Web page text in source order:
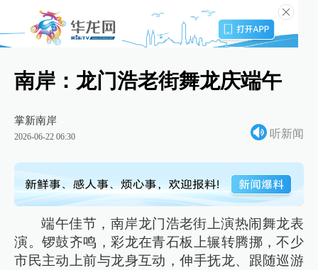
南岸：龙门浩老街舞龙庆端午
掌新南岸
2026-06-22 06:30 听新闻
端午佳节，南岸龙门浩老街上演热闹舞龙表
演。锣鼓齐鸣，彩龙在青石板上辗转腾挪，不少
市民主动上前与龙身互动，伸手抚龙、跟随巡游